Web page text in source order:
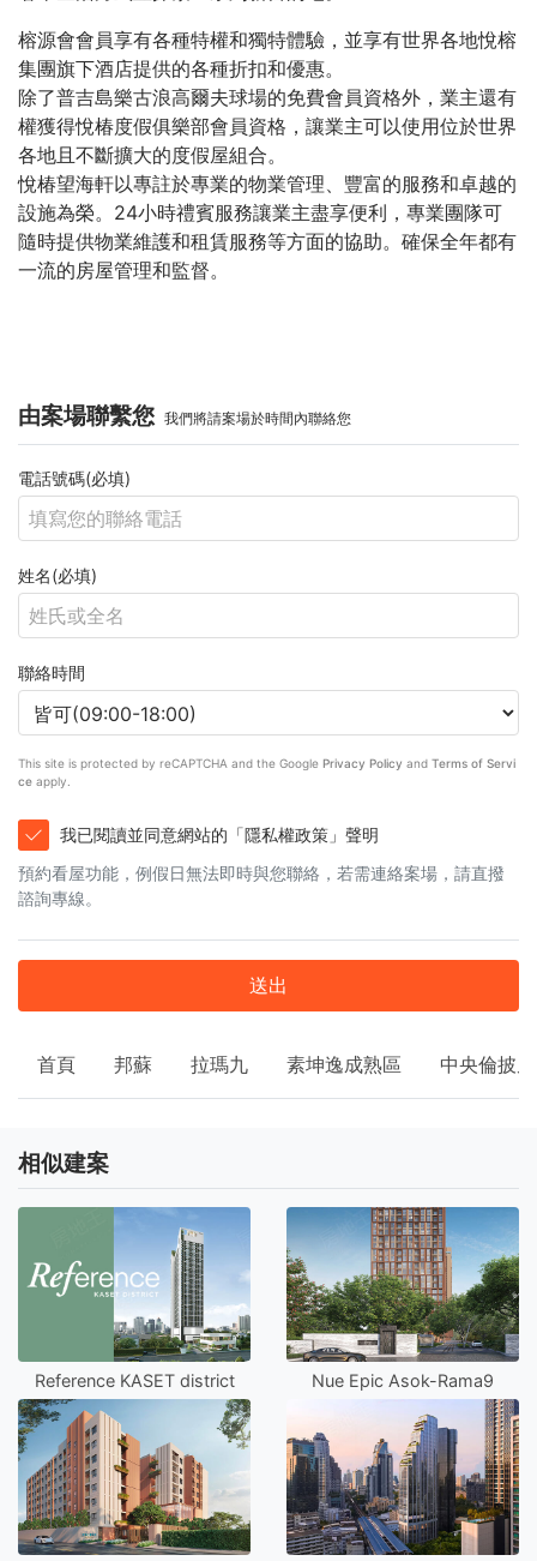
榕源會會員享有各種特權和獨特體驗，並享有世界各地悅榕
集團旗下酒店提供的各種折扣和優惠。
除了普吉島樂古浪高爾夫球場的免費會員資格外，業主還有
權獲得悅椿度假俱樂部會員資格，讓業主可以使用位於世界
各地且不斷擴大的度假屋組合。
悅椿望海軒以專註於專業的物業管理、豐富的服務和卓越的
設施為榮。24小時禮賓服務讓業主盡享便利，專業團隊可
隨時提供物業維護和租賃服務等方面的協助。確保全年都有
一流的房屋管理和監督。
由案場聯繫您 我們將請案場於時間內聯絡您
電話號碼(必填)
姓名(必填)
聯絡時間
This site is protected by reCAPTCHA and the Google Privacy Policy and Terms of Servi
ce apply.
我已閱讀並同意網站的「隱私權政策」聲明
預約看屋功能，例假日無法即時與您聯絡，若需連絡案場，請直撥
諮詢專線。
送出
首頁 邦蘇 拉瑪九 素坤逸成熟區 中央倫披尼
相似建案
Reference KASET district Nue Epic Asok-Rama9